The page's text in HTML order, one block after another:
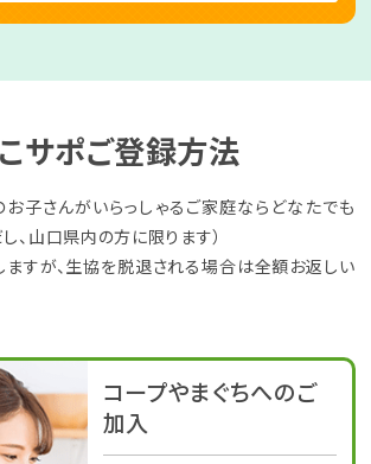
サポご登録方法
子さんがいらっしゃるご家庭ならどなたでも
、山口県内の方に限ります）
すが、生協を脱退される場合は全額お返しい
コープやまぐちへのご
加入